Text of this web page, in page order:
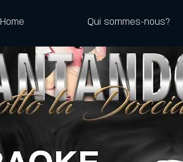
Home Qui sommes-nous?